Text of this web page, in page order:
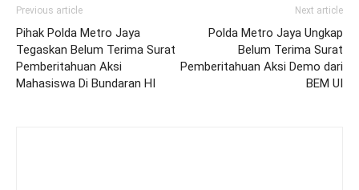
Previous article
Pihak Polda Metro Jaya
Tegaskan Belum Terima Surat
Pemberitahuan Aksi
Mahasiswa Di Bundaran HI
Next article
Polda Metro Jaya Ungkap
Belum Terima Surat
Pemberitahuan Aksi Demo dari
BEM UI